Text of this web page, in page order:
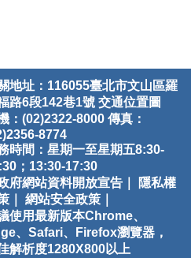
地址：116055臺北市文山區羅
路6段142巷1號 交通位置圖
：(02)2322-8000 傳真：
8774
時間：星期一至星期五8:30-
；13:30-17:30
政府網站資料開放宣告｜
隱私權
｜
網站安全政策｜
使用最新版本Chrome、
、Safari、Firefox瀏覽器，
解析度1280X800以上